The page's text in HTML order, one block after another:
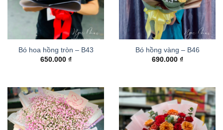
Bó hoa hồng tròn – B43
650.000 ₫
Bó hồng vàng – B46
690.000 ₫